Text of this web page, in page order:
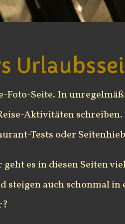
Seite. In
Aktivitäten schreiben.
Tests oder
es in diesen Seiten
steigen auch schonmal